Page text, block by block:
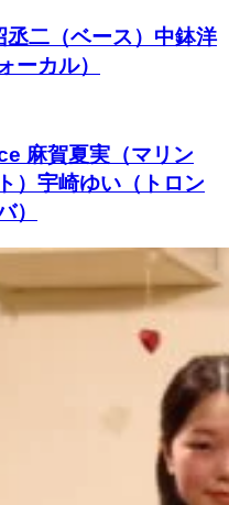
二（ベース）中鉢洋
ーカル）
麻賀夏実（マリン
）宇崎ゆい（トロン
）